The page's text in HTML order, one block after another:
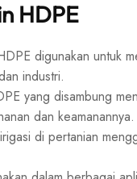
HDPE
digunakan untuk
industri.
yang disambung
dan keamanannya.
di pertanian